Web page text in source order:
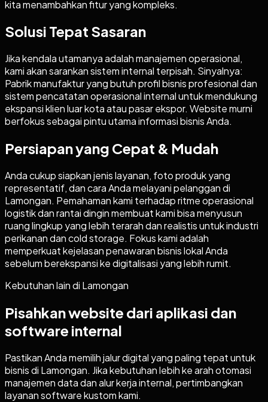
kita menambahkan fitur yang kompleks.
Solusi Tepat Sasaran
Jika kendala utamanya adalah manajemen operasional,
kami akan sarankan sistem internal terpisah. Sinyalnya:
Pabrik manufaktur yang butuh profil bisnis profesional dan
sistem pencatatan operasional internal untuk mendukung
ekspansi klien luar kota atau pasar ekspor. Website murni
berfokus sebagai pintu utama informasi bisnis Anda.
Persiapan yang Cepat & Mudah
Anda cukup siapkan jenis layanan, foto produk yang
representatif, dan cara Anda melayani pelanggan di
Lamongan. Pemahaman kami terhadap ritme operasional
logistik dan rantai dingin membuat kami bisa menyusun
ruang lingkup yang lebih terarah dan realistis untuk industri
perikanan dan cold storage. Fokus kami adalah
memperkuat kejelasan penawaran bisnis lokal Anda
sebelum berekspansi ke digitalisasi yang lebih rumit.
Kebutuhan lain di Lamongan
Pisahkan website dari aplikasi dan
software internal
Pastikan Anda memilih jalur digital yang paling tepat untuk
bisnis di Lamongan. Jika kebutuhan lebih ke arah otomasi
manajemen data dan alur kerja internal, pertimbangkan
layanan software kustom kami.